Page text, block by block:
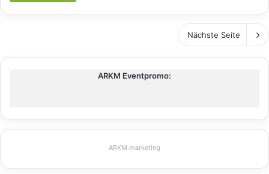
Nächste Seite
ARKM Eventpromo:
ARKM.marketing